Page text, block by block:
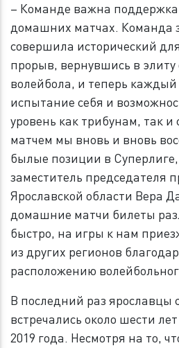
– Команде важна
домашних матчах. Команда
совершила исторический
прорыв, вернувшись в элиту
волейбола, и теперь
испытание себя и
уровень как трибунам, так
матчем мы вновь и вновь
былые позиции в
заместитель председателя
Ярославской области Вера
домашние матчи билеты
быстро, на игры к нам
из других регионов
расположению
В последний раз ярославцы
встречались около шести
2019 года. Несмотря на то,